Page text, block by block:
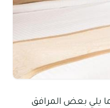
يلي بعض المرافق